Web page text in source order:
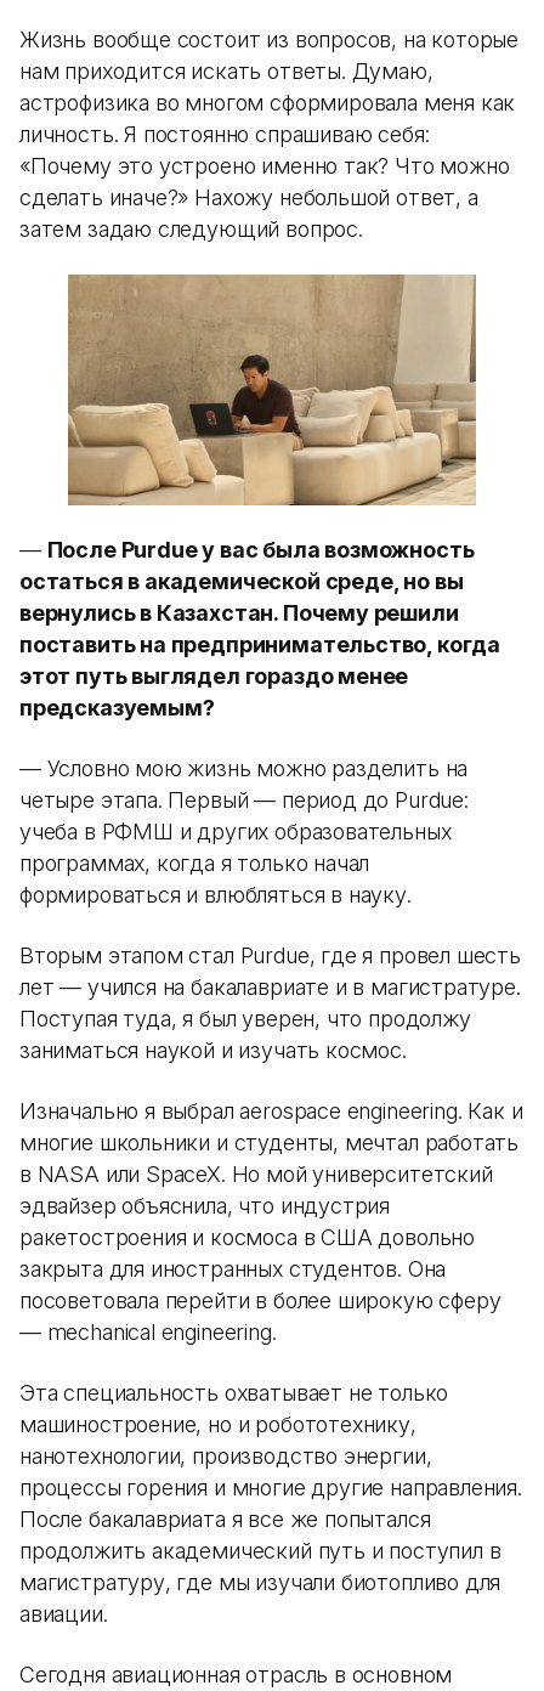
Жизнь вообще состоит из вопросов, на которые
нам приходится искать ответы. Думаю,
астрофизика во многом сформировала меня как
личность. Я постоянно спрашиваю себя:
«Почему это устроено именно так? Что можно
сделать иначе?» Нахожу небольшой ответ, а
затем задаю следующий вопрос.
— После Purdue у вас была возможность
остаться в академической среде, но вы
вернулись в Казахстан. Почему решили
поставить на предпринимательство, когда
этот путь выглядел гораздо менее
предсказуемым?
— Условно мою жизнь можно разделить на
четыре этапа. Первый — период до Purdue:
учеба в РФМШ и других образовательных
программах, когда я только начал
формироваться и влюбляться в науку.
Вторым этапом стал Purdue, где я провел шесть
лет — учился на бакалавриате и в магистратуре.
Поступая туда, я был уверен, что продолжу
заниматься наукой и изучать космос.
Изначально я выбрал aerospace engineering. Как и
многие школьники и студенты, мечтал работать
в NASA или SpaceX. Но мой университетский
эдвайзер объяснила, что индустрия
ракетостроения и космоса в США довольно
закрыта для иностранных студентов. Она
посоветовала перейти в более широкую сферу
— mechanical engineering.
Эта специальность охватывает не только
машиностроение, но и робототехнику,
нанотехнологии, производство энергии,
процессы горения и многие другие направления.
После бакалавриата я все же попытался
продолжить академический путь и поступил в
магистратуру, где мы изучали биотопливо для
авиации.
Сегодня авиационная отрасль в основном